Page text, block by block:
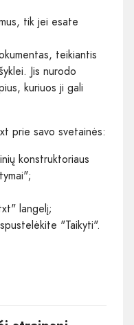
tik jei esate
teikiantis
Jis nurodo
kuriuos ji gali
prie savo svetainės:
konstruktoriaus
langelį;
"Taikyti".